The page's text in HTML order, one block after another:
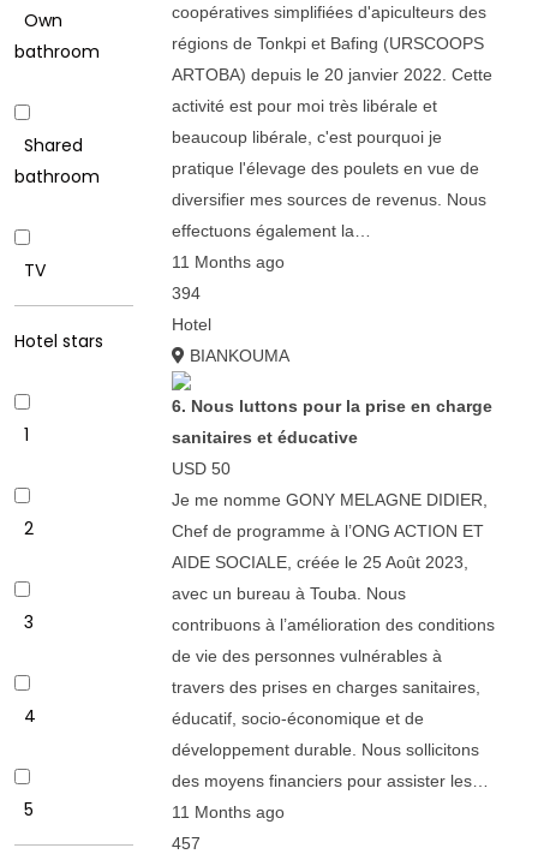
Own
bathroom
Shared
bathroom
TV
Hotel stars
1
2
3
4
5
coopératives simplifiées d'apiculteurs des
régions de Tonkpi et Bafing (URSCOOPS
ARTOBA) depuis le 20 janvier 2022. Cette
activité est pour moi très libérale et
beaucoup libérale, c'est pourquoi je
pratique l'élevage des poulets en vue de
diversifier mes sources de revenus. Nous
effectuons également la…
11 Months ago
394
Hotel
BIANKOUMA
6. Nous luttons pour la prise en charge
sanitaires et éducative
USD 50
Je me nomme GONY MELAGNE DIDIER,
Chef de programme à l’ONG ACTION ET
AIDE SOCIALE, créée le 25 Août 2023,
avec un bureau à Touba. Nous
contribuons à l’amélioration des conditions
de vie des personnes vulnérables à
travers des prises en charges sanitaires,
éducatif, socio-économique et de
développement durable. Nous sollicitons
des moyens financiers pour assister les…
11 Months ago
457